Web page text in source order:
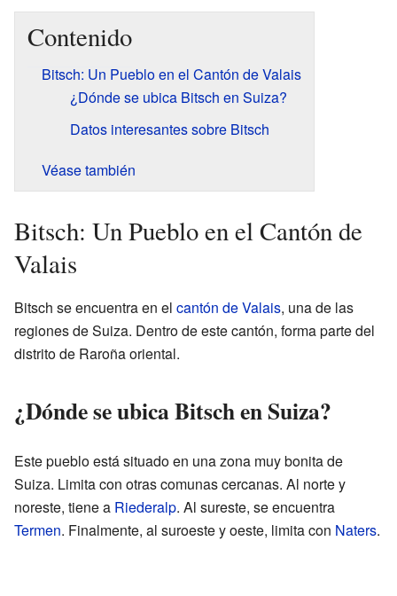
Contenido
Bitsch: Un Pueblo en el Cantón de Valais
¿Dónde se ubica Bitsch en Suiza?
Datos interesantes sobre Bitsch
Véase también
Bitsch: Un Pueblo en el Cantón de
Valais
Bitsch se encuentra en el cantón de Valais, una de las
regiones de Suiza. Dentro de este cantón, forma parte del
distrito de Raroña oriental.
¿Dónde se ubica Bitsch en Suiza?
Este pueblo está situado en una zona muy bonita de
Suiza. Limita con otras comunas cercanas. Al norte y
noreste, tiene a Riederalp. Al sureste, se encuentra
Termen. Finalmente, al suroeste y oeste, limita con Naters.